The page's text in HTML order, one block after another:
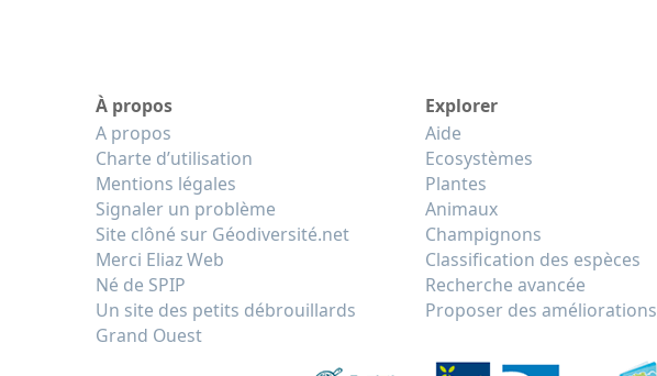
À propos
A propos
Charte d’utilisation
Mentions légales
Signaler un problème
Site clôné sur Géodiversité.net
Merci Eliaz Web
Né de SPIP
Un site des petits débrouillards
Grand Ouest
Explorer
Aide
Ecosystèmes
Plantes
Animaux
Champignons
Classification des espèces
Recherche avancée
Proposer des améliorations